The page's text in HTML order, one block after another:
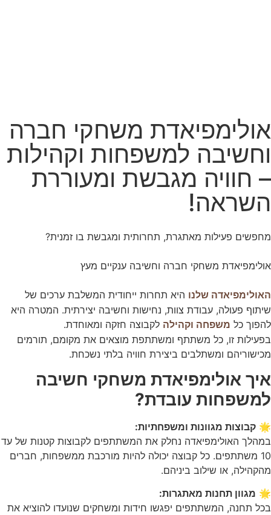
אולימפיאדת משחקי חברה
וחשיבה למשפחות וקהילות
– חוויה מגבשת ומעוררת
השראה!
מחפשים פעילות מאתגרת, תחרותית ומגבשת בו זמנית?
אולימפיאדת משחקי חברה וחשיבה ענקיים מעץ
האולימפיאדה שלנו היא תחרות ייחודית המשלבת ערכים של
שיתוף פעולה, עבודת צוות, נחישות וחשיבה יצירתית. המטרה היא
להפוך כל משפחה וקהילה לקבוצה חזקה ומאוחדת.
בפעילות זו, כל משתתף ומשתתפת מוצאים את מקומם, תורמים
מכישוריהם ומשתלבים ביצירת חוויה בלתי נשכחת.
איך אולימפיאדת משחקי חשיבה
למשפחות עובדת?
🌟 קבוצות מגוונות ומשפחתיות:
במהלך האולימפיאדה נחלק את המשתתפים לקבוצות קטנות של עד
10 משתתפים. כל קבוצה יכולה להיות מורכבת ממשפחות, חברים
מהקהילה, או שילוב ביניהם.
🌟 מגוון תחנות מאתגרות:
בכל תחנה, המשתתפים יפגשו חידות ומשחקים שנועדו להוציא את
בצורה
הטובה
ביותר בזמן
הביקור
תבחרו לא
עוגיות אלה,
חלק
באתר לא
על-ידי
שיתוף
תחומי
העניין
וההתנהגות
שלכם בזמן
באתר, אתן
מגדילים
את הסיכוי
לראות תוכן
מותאמים
אישית.